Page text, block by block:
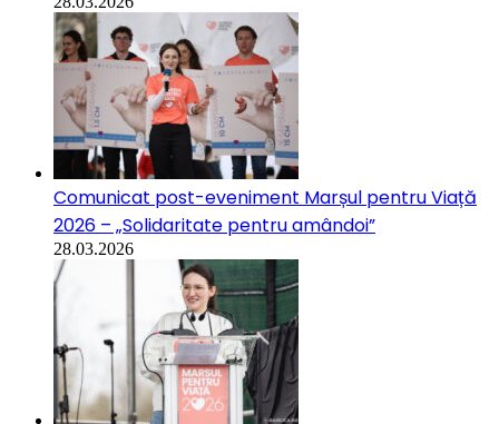
Comunicat post-eveniment Marșul pentru Viață
2026 – „Solidaritate pentru amândoi”
28.03.2026